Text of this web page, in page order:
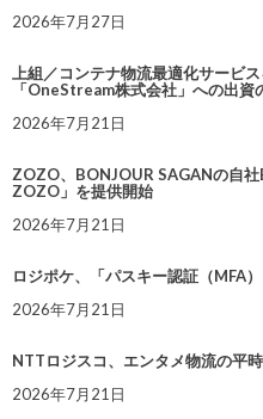
2026年7月27日
上組／コンテナ物流最適化サービ
「OneStream株式会社」への出資
2026年7月21日
ZOZO、BONJOUR SAGANの自
ZOZO」を提供開始
2026年7月21日
ロジポケ、「パスキー認証（MFA
2026年7月21日
NTTロジスコ、エンタメ物流の平
2026年7月21日